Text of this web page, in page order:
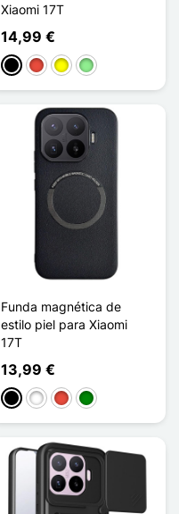
Xiaomi 17T
14,99 €
NegroRojoAmarilloVerde claro
Funda magnética de
estilo piel para Xiaomi
17T
13,99 €
NegroBlancoRojoVerde